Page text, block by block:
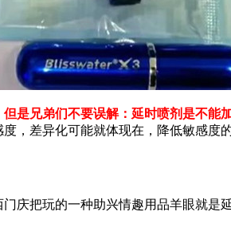
但是兄弟们不要误解：延时喷剂是不能
，差异化可能就体现在，降低敏感度
庆把玩的一种助兴情趣用品羊眼就是